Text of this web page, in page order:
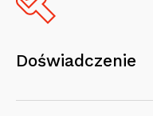
Doświadczenie